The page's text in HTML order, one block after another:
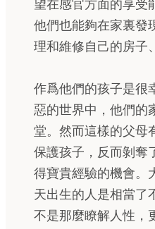
望在感官方面的享受
他們也能夠在家裏發
理和維修自己的房子
作爲他們的孩子是很
惡的世界中，他們的
堂。然而這樣的父母
保護孩子，反而剝奪
得寶貴經驗的機會。
天出生的人是相當了
不是那麼瞭解人性，